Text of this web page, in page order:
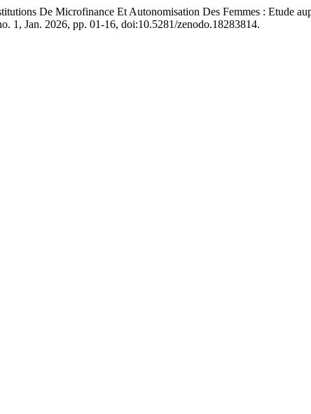
De Microfinance Et Autonomisation Des Femmes : Etude
1, Jan. 2026, pp. 01-16, doi:10.5281/zenodo.18283814.